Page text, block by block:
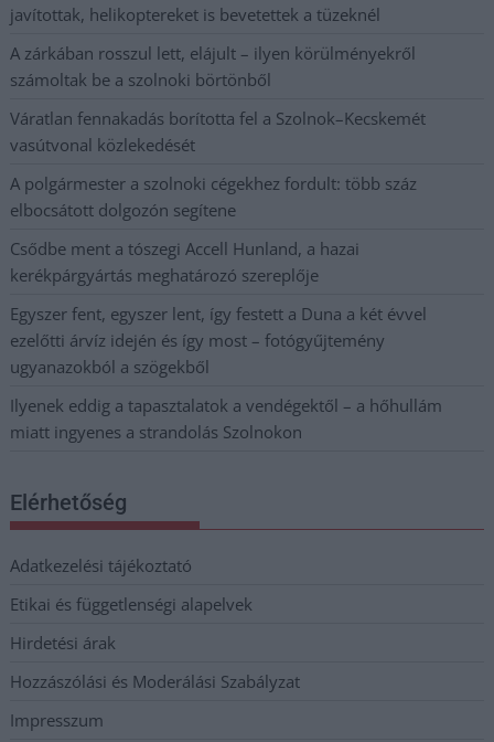
javítottak, helikoptereket is bevetettek a tüzeknél
A zárkában rosszul lett, elájult – ilyen körülményekről
számoltak be a szolnoki börtönből
Váratlan fennakadás borította fel a Szolnok–Kecskemét
vasútvonal közlekedését
A polgármester a szolnoki cégekhez fordult: több száz
elbocsátott dolgozón segítene
Csődbe ment a tószegi Accell Hunland, a hazai
kerékpárgyártás meghatározó szereplője
Egyszer fent, egyszer lent, így festett a Duna a két évvel
ezelőtti árvíz idején és így most – fotógyűjtemény
ugyanazokból a szögekből
Ilyenek eddig a tapasztalatok a vendégektől – a hőhullám
miatt ingyenes a strandolás Szolnokon
Elérhetőség
Adatkezelési tájékoztató
Etikai és függetlenségi alapelvek
Hirdetési árak
Hozzászólási és Moderálási Szabályzat
Impresszum